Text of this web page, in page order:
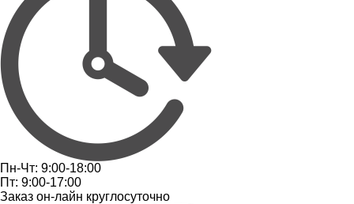
Пн-Чт: 9:00-18:00
Пт: 9:00-17:00
Заказ он-лайн круглосуточно